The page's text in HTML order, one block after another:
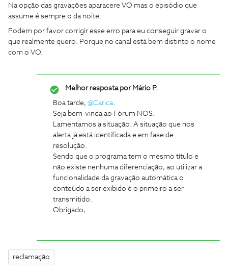
Na opção das gravações aparacere VO mas o episódio que
assume é sempre o da noite.
Podem por favor corrigir esse erro para eu conseguir gravar o
que realmente quero. Porque no canal está bem distinto o nome
com o VO.
Melhor resposta porMário P.
Boa tarde, @Carica.
Seja bem-vinda ao Fórum NOS.
Lamentamos a situação. A situação que nos
alerta já está identificada e em fase de
resolução.
Sendo que o programa tem o mesmo título e
não existe nenhuma diferenciação, ao utilizar a
funcionalidade da gravação automática o
conteúdo a ser exibido é o primeiro a ser
transmitido.
Obrigado,
reclamação